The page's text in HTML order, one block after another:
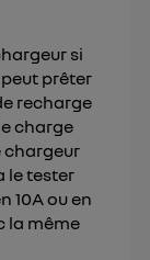
si
prêter
recharge
charge
chargeur
le tester
10A ou en
la même